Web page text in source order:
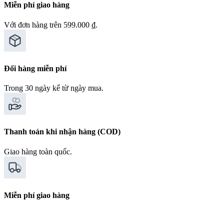
Miễn phí giao hàng
Với đơn hàng trên 599.000 ₫.
Đổi hàng miễn phí
Trong 30 ngày kể từ ngày mua.
Thanh toán khi nhận hàng (COD)
Giao hàng toàn quốc.
Miễn phí giao hàng